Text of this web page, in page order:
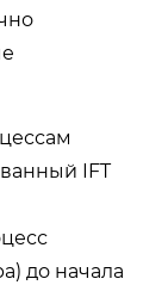
IFT
до начала